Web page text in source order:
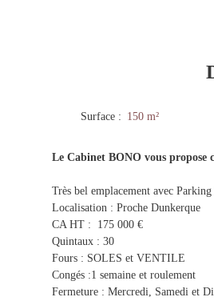
Surface : 150 m²
Le Cabinet BONO vous propose
Très bel emplacement avec Parking
Localisation : Proche Dunkerque
CA HT : 175 000 €
Quintaux : 30
Fours : SOLES et VENTILE
Congés :1 semaine et roulement
Fermeture : Mercredi, Samedi et